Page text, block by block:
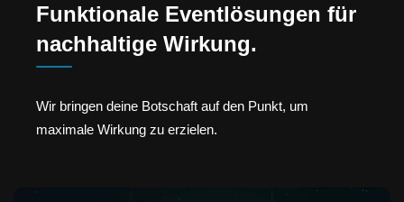
Funktionale Eventlösungen für
nachhaltige Wirkung.
Wir bringen deine Botschaft auf den Punkt, um
maximale Wirkung zu erzielen.